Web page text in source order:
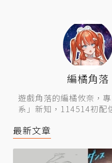
編橘角落
遊戲角落的編橘攸奈，
系」新知，114514初配
最新文章